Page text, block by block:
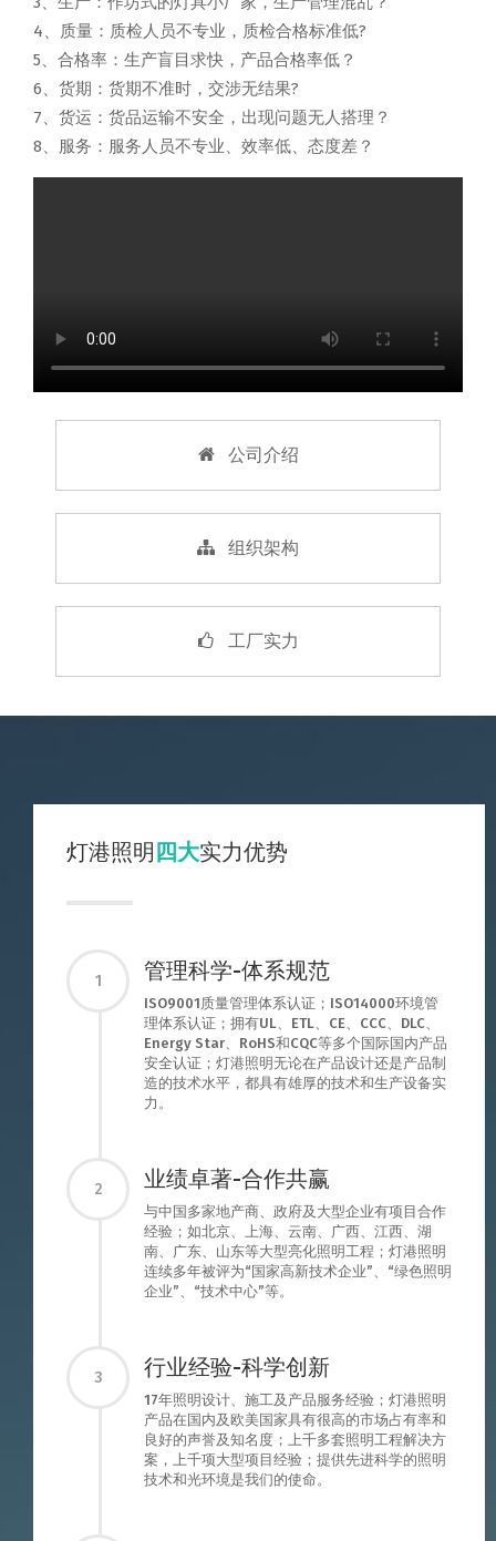
4、质量：质检人员不专业，质检合格标准低?
5、合格率：生产盲目求快，产品合格率低？
6、货期：货期不准时，交涉无结果?
7、货运：货品运输不安全，出现问题无人搭理？
8、服务：服务人员不专业、效率低、态度差？
公司介绍
组织架构
工厂实力
灯港照明四大实力优势
1 管理科学-体系规范
ISO9001质量管理体系认证；ISO14000环境管
理体系认证；拥有UL、ETL、CE、CCC、DLC、
Energy Star、RoHS和CQC等多个国际国内产品
安全认证；灯港照明无论在产品设计还是产品制
造的技术水平，都具有雄厚的技术和生产设备实
力。
2 业绩卓著-合作共赢
与中国多家地产商、政府及大型企业有项目合作
经验；如北京、上海、云南、广西、江西、湖
南、广东、山东等大型亮化照明工程；灯港照明
连续多年被评为“国家高新技术企业”、“绿色照明
企业”、“技术中心”等。
3 行业经验-科学创新
17年照明设计、施工及产品服务经验；灯港照明
产品在国内及欧美国家具有很高的市场占有率和
良好的声誉及知名度；上千多套照明工程解决方
案，上千项大型项目经验；提供先进科学的照明
技术和光环境是我们的使命。